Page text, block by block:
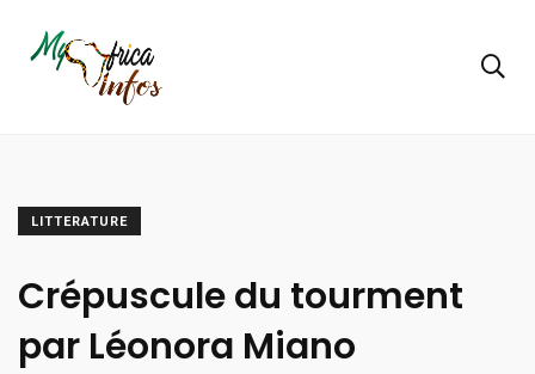
LITTERATURE
Crépuscule du tourment
par Léonora Miano